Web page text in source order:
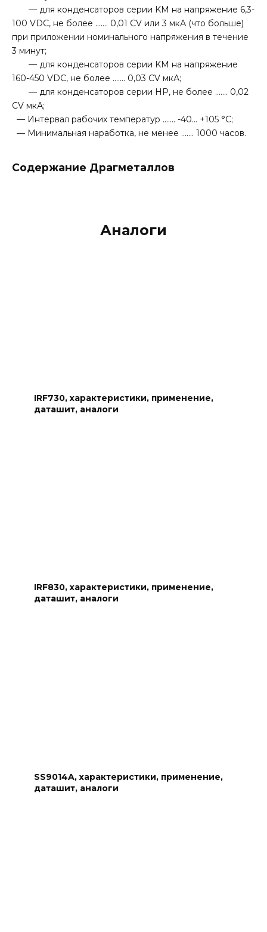
— для конденсаторов серии KM на напряжение 6,3-
100 VDC, не более ……. 0,01 CV или 3 мкА (что больше)
при приложении номинального напряжения в течение
3 минут;
— для конденсаторов серии KM на напряжение
160-450 VDC, не более ……. 0,03 CV мкА;
— для конденсаторов серии HP, не более ……. 0,02
CV мкА;
— Интервал рабочих температур ……. -40… +105 °С;
— Минимальная наработка, не менее ……. 1000 часов.
Содержание Драгметаллов
Аналоги
IRF730, характеристики, применение,
даташит, аналоги
IRF830, характеристики, применение,
даташит, аналоги
SS9014A, характеристики, применение,
даташит, аналоги